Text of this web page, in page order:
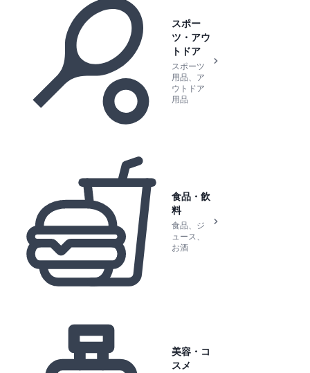
スポー
ツ・アウ
トドア
スポーツ
用品、ア
ウトドア
用品
食品・飲
料
食品、ジ
ュース、
お酒
美容・コ
スメ